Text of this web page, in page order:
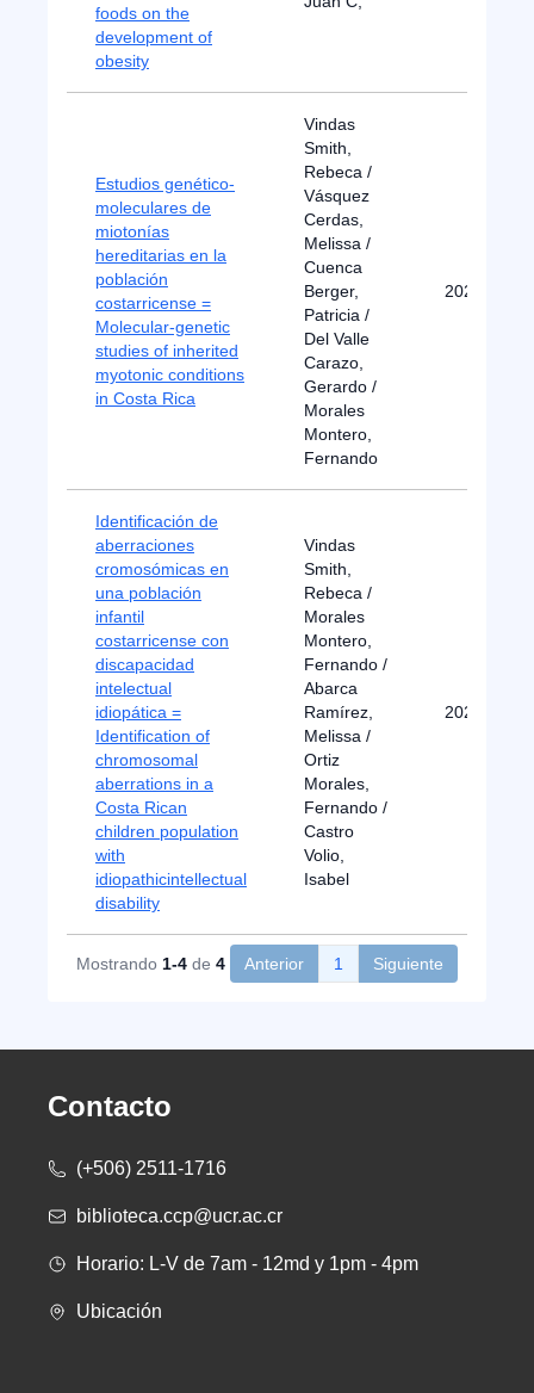
foods on the
development of
obesity
Estudios genético-
moleculares de
miotonías
hereditarias en la
población
costarricense =
Molecular-genetic
studies of inherited
myotonic conditions
in Costa Rica
Vindas
Smith,
Rebeca /
Vásquez
Cerdas,
Melissa /
Cuenca
Berger,
Patricia /
Del Valle
Carazo,
Gerardo /
Morales
Montero,
Fernando
2022
Identificación de
aberraciones
cromosómicas en
una población
infantil
costarricense con
discapacidad
intelectual
idiopática =
Identification of
chromosomal
aberrations in a
Costa Rican
children population
with
idiopathicintellectual
disability
Vindas
Smith,
Rebeca /
Morales
Montero,
Fernando /
Abarca
Ramírez,
Melissa /
Ortiz
Morales,
Fernando /
Castro
Volio,
Isabel
2022
Mostrando 1-4 de 4 Anterior 1 Siguiente
Contacto
(+506) 2511-1716
biblioteca.ccp@ucr.ac.cr
Horario: L-V de 7am - 12md y 1pm - 4pm
Ubicación